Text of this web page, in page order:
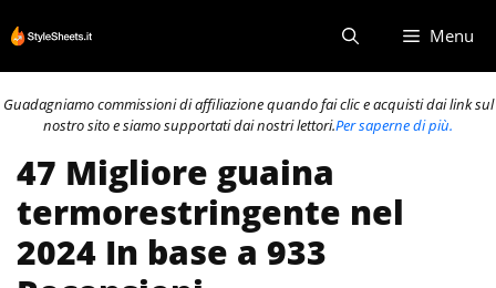
al
contenuto
Menu
Guadagniamo commissioni di affiliazione quando fai clic e acquisti dai link sul
nostro sito e siamo supportati dai nostri lettori.Per saperne di più.
47 Migliore guaina
termorestringente nel
2024 In base a 933